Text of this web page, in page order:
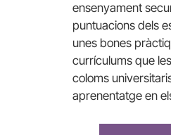
ensenyament
puntuacions dels
unes bones
currículums que
coloms
aprenentatge en